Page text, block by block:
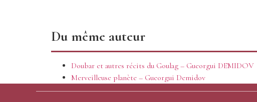
Du même auteur
Doubar et autres récits du Goulag – Gueorgui DEMIDOV
Merveilleuse planète – Gueorgui Demidov